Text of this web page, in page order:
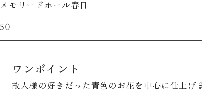
メモリードホール春日
50
ワンポイント
故人様の好きだった青色のお花を中心に仕上げ